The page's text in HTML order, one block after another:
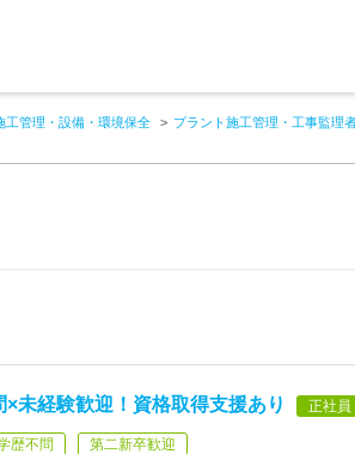
工管理・設備・環境保全 プラント施工管理・工事監理
×未経験歓迎！資格取得支援あり 正社員
歴不問 第二新卒歓迎